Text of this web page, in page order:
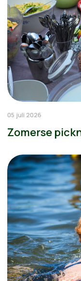
05 juli 2026
Zomerse